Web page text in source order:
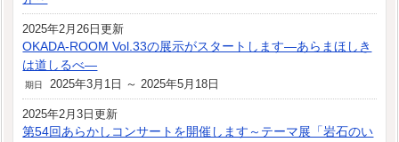
2025年2月26日更新
OKADA-ROOM Vol.33の展示がスタートします―あらまほしき
は道しるべ―
期日 2025年3月1日 ～ 2025年5月18日
2025年2月3日更新
第54回あらかしコンサートを開催します～テーマ展「岩石のい